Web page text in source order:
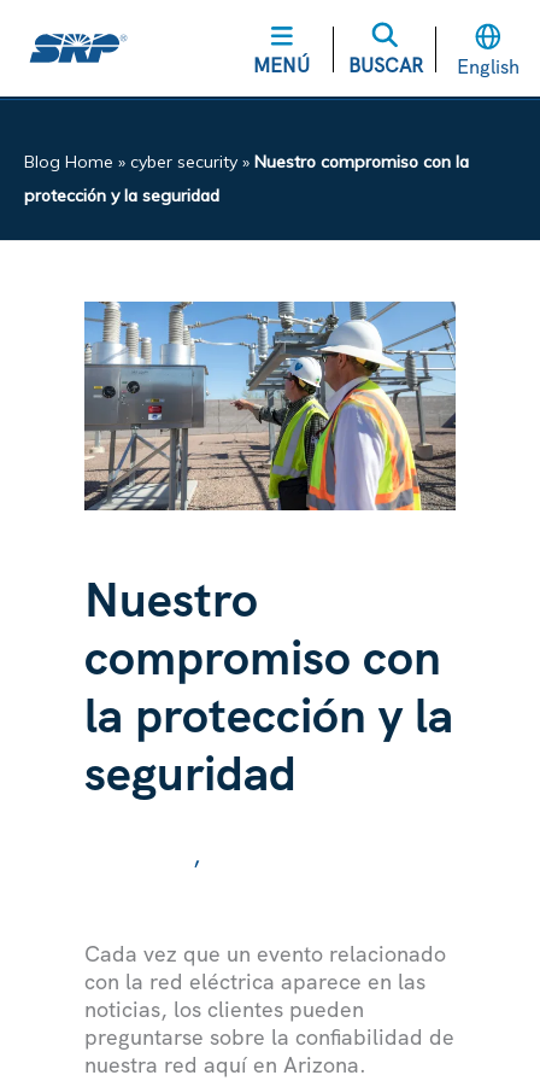
MENÚ BUSCAR English
Blog Home » cyber security » Nuestro compromiso con la
protección y la seguridad
Nuestro
compromiso con
la protección y la
seguridad
,
Cada vez que un evento relacionado
con la red eléctrica aparece en las
noticias, los clientes pueden
preguntarse sobre la confiabilidad de
nuestra red aquí en Arizona.